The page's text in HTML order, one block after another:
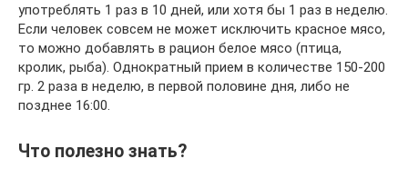
употреблять 1 раз в 10 дней, или хотя бы 1 раз в неделю.
Если человек совсем не может исключить красное мясо,
то можно добавлять в рацион белое мясо (птица,
кролик, рыба). Однократный прием в количестве 150-200
гр. 2 раза в неделю, в первой половине дня, либо не
позднее 16:00.
Что полезно знать?